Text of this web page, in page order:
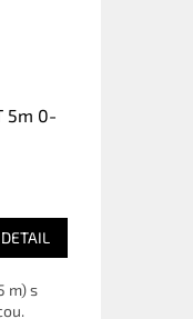
5m 0-
DETAIL
m) s